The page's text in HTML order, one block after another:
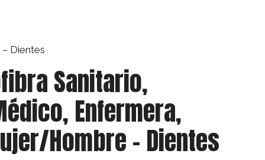
Dientes
Sanitario,
Enfermera,
Hombre – Dientes